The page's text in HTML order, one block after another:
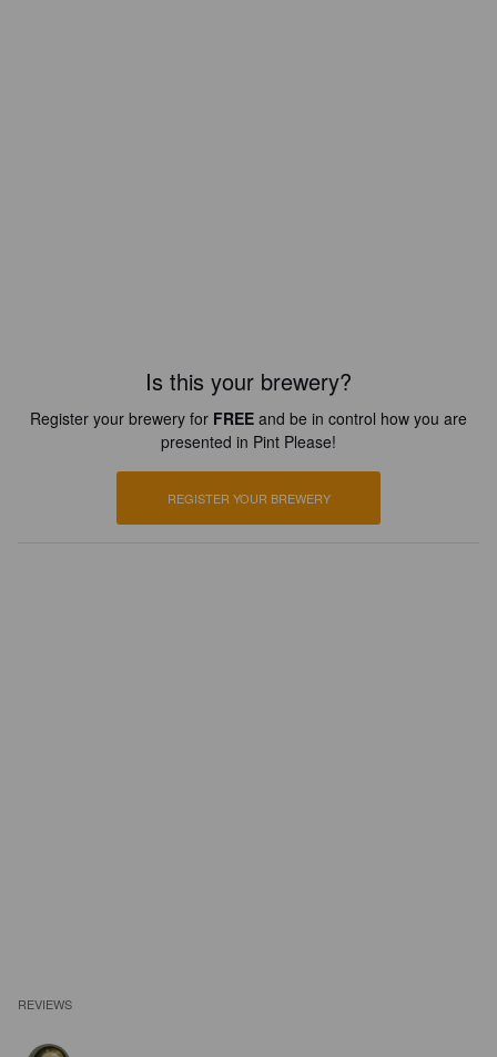
Is this your brewery?
Register your brewery for FREE and be in control how you are
presented in Pint Please!
REGISTER YOUR BREWERY
REVIEWS